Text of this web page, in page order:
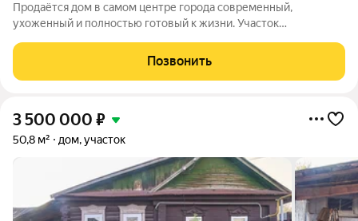
Продаётся дом в самом центре города современный,
ухоженный и полностью готовый к жизни. Участок
детского сада и остановки общественного транспорта, так что
Позвонить
3 500 000 ₽
50,8 м² дом, участок